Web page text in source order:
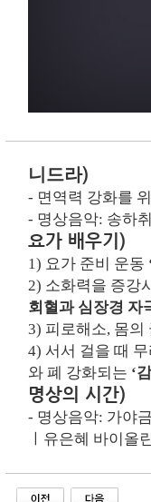
니드라)
- 면역력 강화를
- 명상음악: 송하
요가 배우기 )
1) 요가 준비 운동
2) 소화력을 증강
회혈과 심장경 자
3) 피로해소, 몸의
4) 서서 걸을 때
와 폐 강화되는 ‘
명상의 시간)
- 명상음악: 가야
ㅣ유은혜 바이올